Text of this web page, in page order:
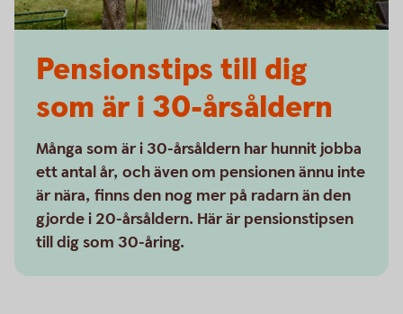
Pensionstips till dig
som är i 30-årsåldern
Många som är i 30-årsåldern har hunnit jobba
ett antal år, och även om pensionen ännu inte
är nära, finns den nog mer på radarn än den
gjorde i 20-årsåldern. Här är pensionstipsen
till dig som 30-åring.